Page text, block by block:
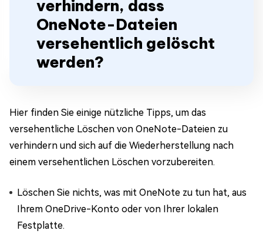
verhindern, dass
OneNote-Dateien
versehentlich gelöscht
werden?
Hier finden Sie einige nützliche Tipps, um das
versehentliche Löschen von OneNote-Dateien zu
verhindern und sich auf die Wiederherstellung nach
einem versehentlichen Löschen vorzubereiten.
Löschen Sie nichts, was mit OneNote zu tun hat, aus
Ihrem OneDrive-Konto oder von Ihrer lokalen
Festplatte.